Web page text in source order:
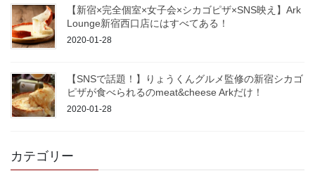
【新宿×完全個室×女子会×シカゴピザ×SNS映え】Ark
Lounge新宿西口店にはすべてある！
2020-01-28
【SNSで話題！】りょうくんグルメ監修の新宿シカゴ
ピザが食べられるのmeat&cheese Arkだけ！
2020-01-28
カテゴリー